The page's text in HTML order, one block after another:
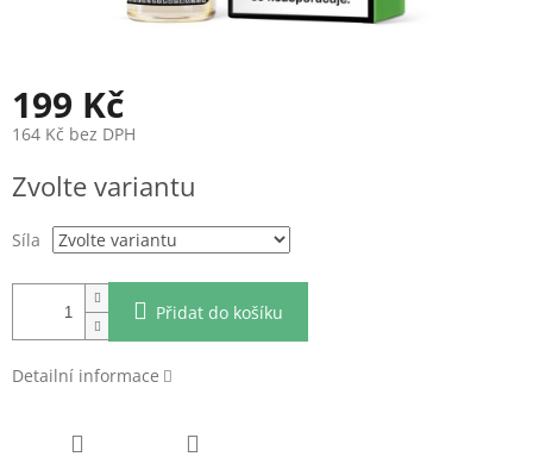
199 Kč
164 Kč bez DPH
cena:
Zvolte variantu
Síla
Přidat do košíku
Detailní informace